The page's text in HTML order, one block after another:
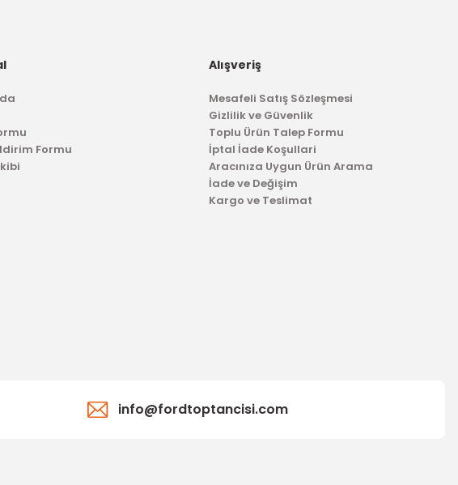
Formu
Alışveriş
Mesafeli Satış Sözleşmesi
Gizlilik ve Güvenlik
Toplu Ürün Talep Formu
İptal İade Koşullari
Aracınıza Uygun Ürün Arama
İade ve Değişim
Kargo ve Teslimat
info@fordtoptancisi.com